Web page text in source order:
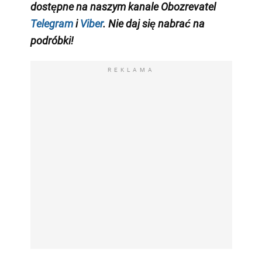
dostępne na naszym kanale Obozrevatel
TelegramiViber. Nie daj się nabrać na
podróbki!
REKLAMA